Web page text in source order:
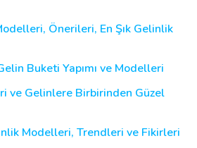
Önerileri, En Şık Gelinlik
Buketi Yapımı ve Modelleri
ve Gelinlere Birbirinden Güzel
Modelleri, Trendleri ve Fikirleri